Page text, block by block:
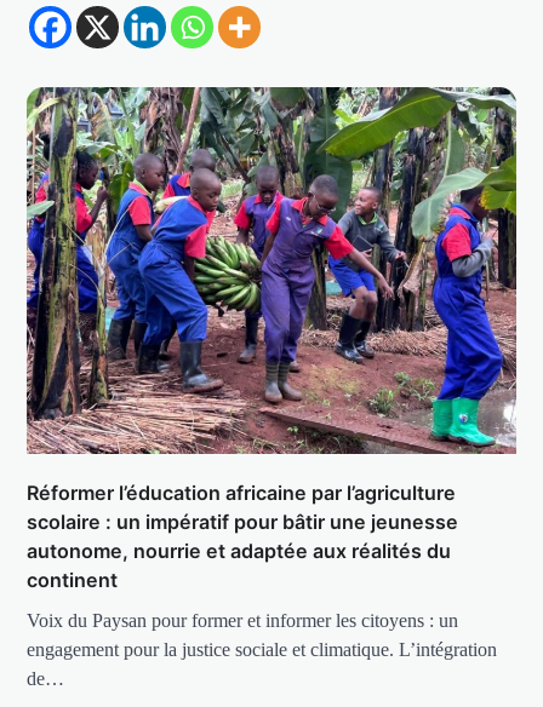
Réformer l’éducation africaine par l’agriculture
scolaire : un impératif pour bâtir une jeunesse
autonome, nourrie et adaptée aux réalités du
continent
Voix du Paysan pour former et informer les citoyens : un
engagement pour la justice sociale et climatique. L’intégration
de…